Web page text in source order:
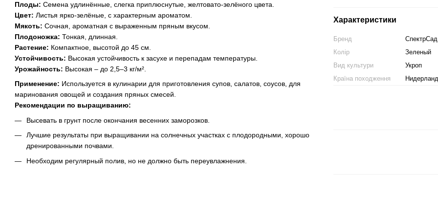
Плоды: Семена удлинённые, слегка приплюснутые, желтовато-зелёного цвета.
Цвет: Листья ярко-зелёные, с характерным ароматом.
Мякоть: Сочная, ароматная с выраженным пряным вкусом.
Плодоножка: Тонкая, длинная.
Растение: Компактное, высотой до 45 см.
Устойчивость: Высокая устойчивость к засухе и перепадам температуры.
Урожайность: Высокая – до 2,5–3 кг/м².
Применение: Используется в кулинарии для приготовления супов, салатов, соусов, для
маринования овощей и создания пряных смесей.
Рекомендации по выращиванию:
Высевать в грунт после окончания весенних заморозков.
Лучшие результаты при выращивании на солнечных участках с плодородными, хорошо
дренированными почвами.
Необходим регулярный полив, но не должно быть переувлажнения.
Характеристики
Бренд
СпектрСад
Колір
Зеленый
Вид культури
Укроп
Країна походження